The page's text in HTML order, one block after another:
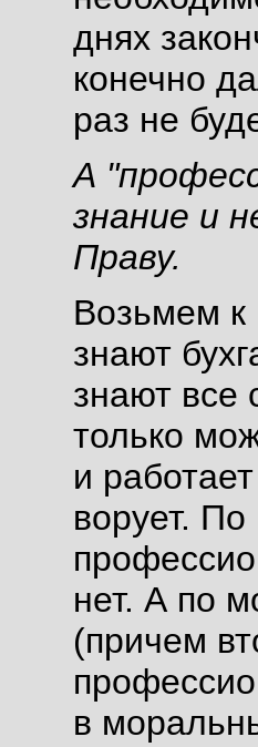
днях
конечно
раз не
А
знание и
Праву.
Возьмем к
знают
знают все
только
и
ворует.
нет. А по
(причем
в